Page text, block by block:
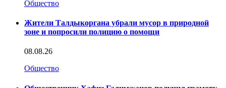
Общество
Жители Талдыкоргана убрали мусор в природной
зоне и попросили полицию о помощи
08.08.26
Общество